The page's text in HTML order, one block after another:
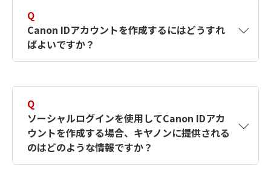
Q
Canon IDアカウントを作成するにはどうすれ
ばよいですか？
す。詳しい作成方法は【カメラ】Canon IDとは
何ですか？Canon IDの作成方法は？をご確認く
ださい。
Q
ソーシャルログインを使用してCanon IDアカ
ウントを作成する場合、キヤノンに提供される
のはどのような情報ですか？